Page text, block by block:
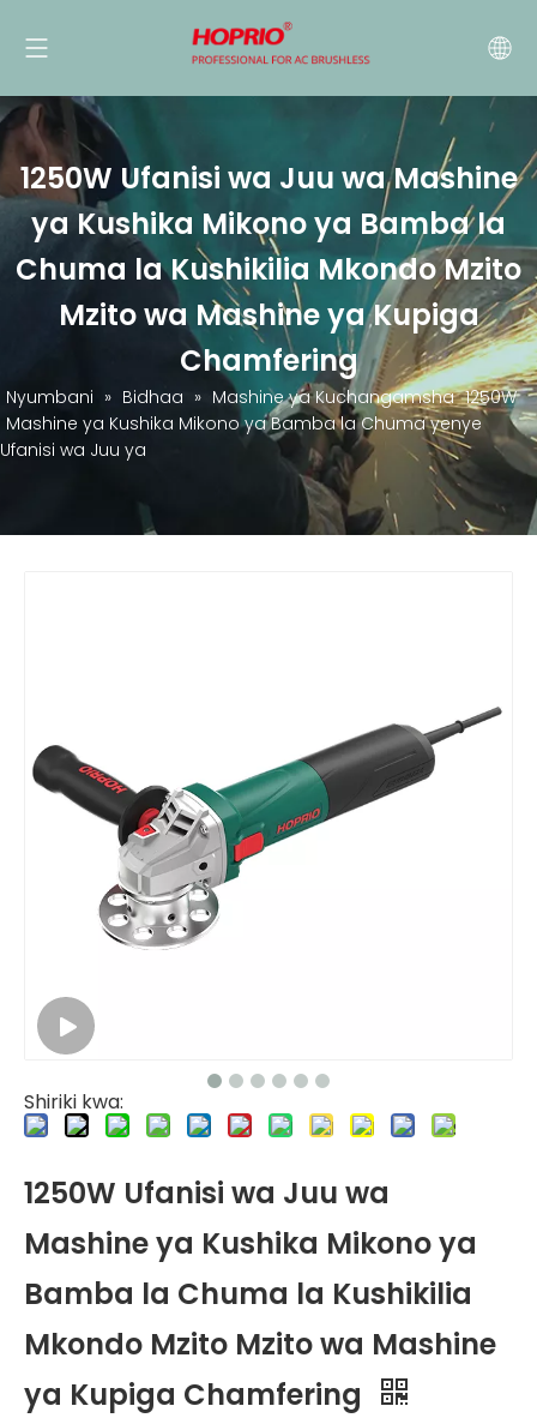
1250W Ufanisi wa Juu wa Mashine
ya Kushika Mikono ya Bamba la
Chuma la Kushikilia Mkondo Mzito
Mzito wa Mashine ya Kupiga
Chamfering
Nyumbani » Bidhaa » Mashine ya Kuchangamsha 1250W
Mashine ya Kushika Mikono ya Bamba la Chuma yenye
Ufanisi wa Juu ya
Shiriki kwa:
1250W Ufanisi wa Juu wa
Mashine ya Kushika Mikono ya
Bamba la Chuma la Kushikilia
Mkondo Mzito Mzito wa Mashine
ya Kupiga Chamfering